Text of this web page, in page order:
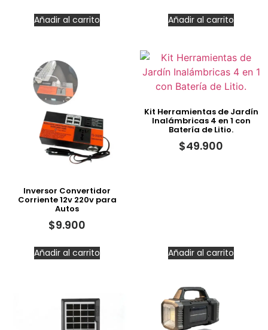
Añadir al carrito Añadir al carrito
Inversor Convertidor
Corriente 12v 220v para
Autos
$9.900
Añadir al carrito
Kit Herramientas de Jardín
Inalámbricas 4 en 1 con
Batería de Litio.
$49.900
Añadir al carrito